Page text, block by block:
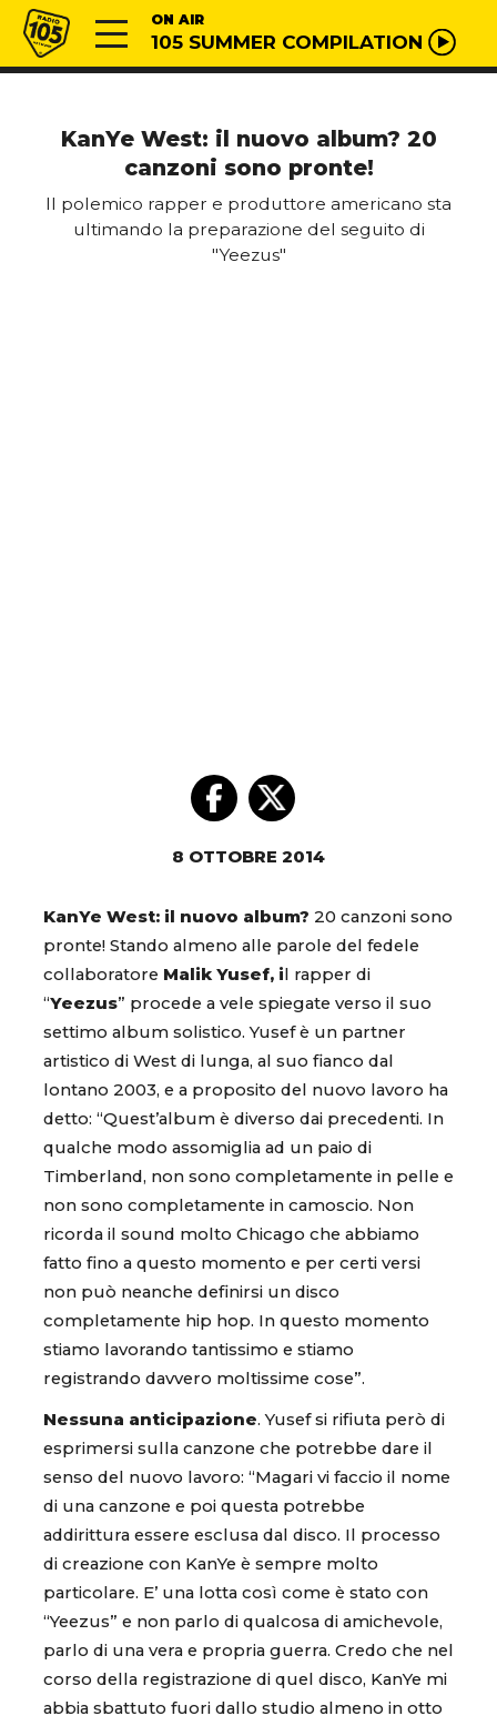
Vai al contenuto
Radio 105 ON AIR
105 SUMMER COMPILATION
KanYe West: il nuovo album? 20
canzoni sono pronte!
Il polemico rapper e produttore americano sta
ultimando la preparazione del seguito di
"Yeezus"
8 OTTOBRE 2014
KanYe West: il nuovo album? 20 canzoni sono
pronte! Stando almeno alle parole del fedele
collaboratore Malik Yusef, il rapper di
“Yeezus” procede a vele spiegate verso il suo
settimo album solistico. Yusef è un partner
artistico di West di lunga, al suo fianco dal
lontano 2003, e a proposito del nuovo lavoro ha
detto: “Quest’album è diverso dai precedenti. In
qualche modo assomiglia ad un paio di
Timberland, non sono completamente in pelle e
non sono completamente in camoscio. Non
ricorda il sound molto Chicago che abbiamo
fatto fino a questo momento e per certi versi
non può neanche definirsi un disco
completamente hip hop. In questo momento
stiamo lavorando tantissimo e stiamo
registrando davvero moltissime cose”.
Nessuna anticipazione. Yusef si rifiuta però di
esprimersi sulla canzone che potrebbe dare il
senso del nuovo lavoro: “Magari vi faccio il nome
di una canzone e poi questa potrebbe
addirittura essere esclusa dal disco. Il processo
di creazione con KanYe è sempre molto
particolare. E’ una lotta così come è stato con
“Yeezus” e non parlo di qualcosa di amichevole,
parlo di una vera e propria guerra. Credo che nel
corso della registrazione di quel disco, KanYe mi
abbia sbattuto fuori dallo studio almeno in otto